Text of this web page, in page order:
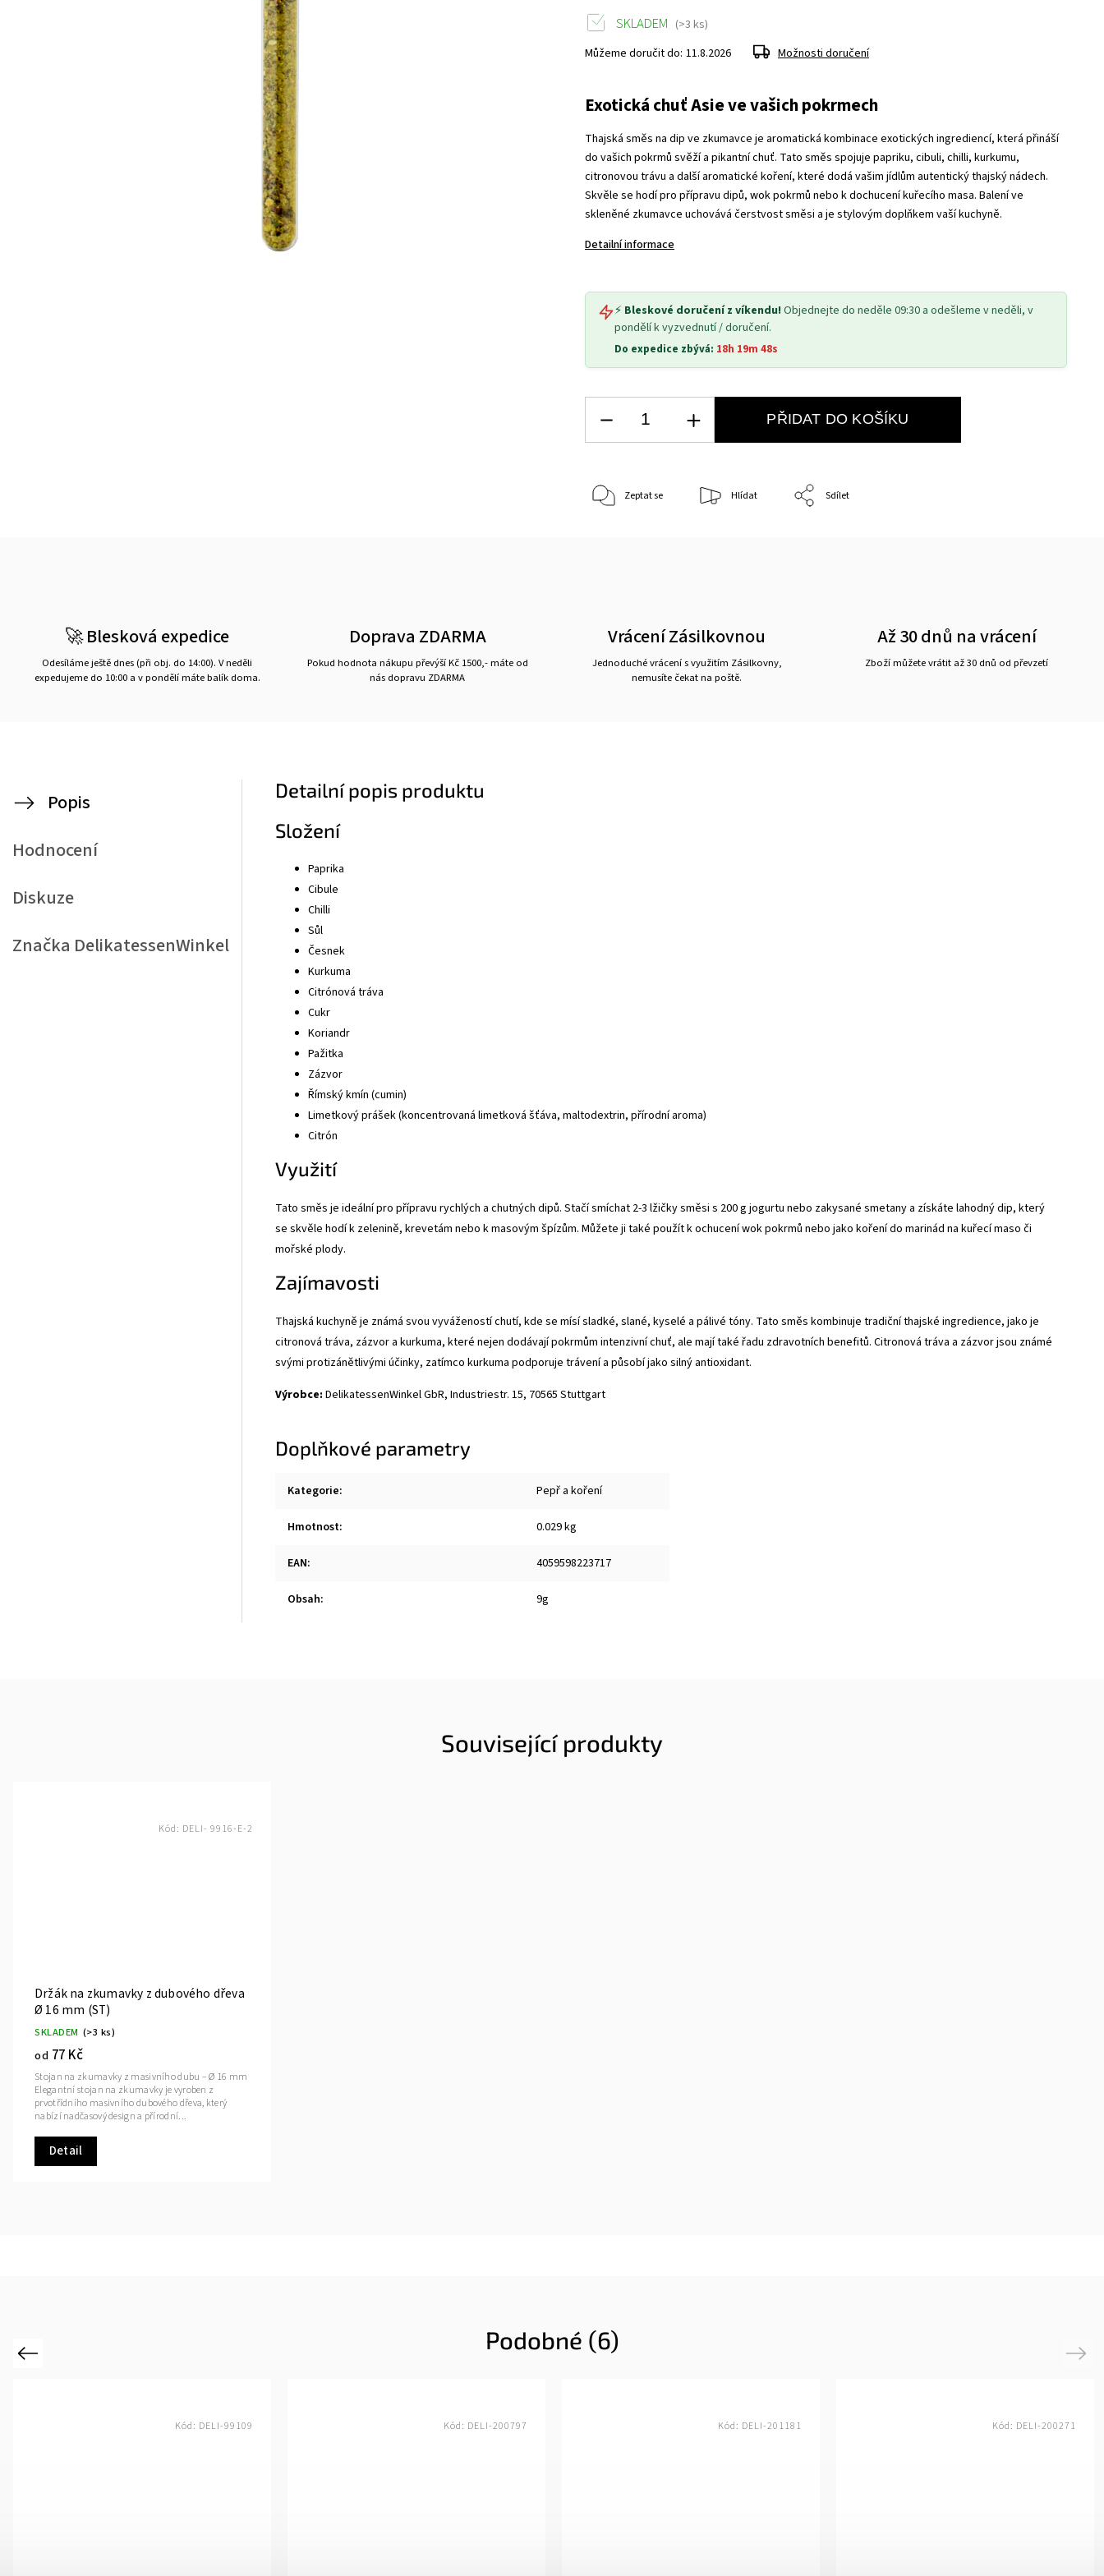
Exotická chuť Asie ve vašich pokrmech
Thajská směs na dip ve zkumavce je aromatická kombinace exotických ingrediencí, která přináší
do vašich pokrmů svěží a pikantní chuť. Tato směs spojuje papriku, cibuli, chilli, kurkumu,
citronovou trávu a další aromatické koření, které dodá vašim jídlům autentický thajský nádech.
Skvěle se hodí pro přípravu dipů, wok pokrmů nebo k dochucení kuřecího masa. Balení ve
skleněné zkumavce uchovává čerstvost směsi a je stylovým doplňkem vaší kuchyně.
Detailní informace
⚡ Bleskové doručení z víkendu! Objednejte do neděle 09:30 a odešleme v neděli, v
pondělí k vyzvednutí / doručení.
Do expedice zbývá: 18h 19m 48s
SKLADEM (>3 ks)
Můžeme doručit do: 11.8.2026 Možnosti doručení
PŘIDAT DO KOŠÍKU
Zeptat se Hlídat Sdílet
🚀 Blesková expedice
Odesíláme ještě dnes (při obj. do 14:00). V neděli
expedujeme do 10:00 a v pondělí máte balík doma.
Doprava ZDARMA
Pokud hodnota nákupu převýší Kč 1500,- máte od
nás dopravu ZDARMA
Vrácení Zásilkovnou
Jednoduché vrácení s využitím Zásilkovny,
nemusíte čekat na poště.
Až 30 dnů na vrácení
Zboží můžete vrátit až 30 dnů od převzetí
Popis
Hodnocení
Diskuze
Značka DelikatessenWinkel
Detailní popis produktu
Složení
Paprika
Cibule
Chilli
Sůl
Česnek
Kurkuma
Citrónová tráva
Cukr
Koriandr
Pažitka
Zázvor
Římský kmín (cumin)
Limetkový prášek (koncentrovaná limetková šťáva, maltodextrin, přírodní aroma)
Citrón
Využití
Tato směs je ideální pro přípravu rychlých a chutných dipů. Stačí smíchat 2-3 lžičky směsi s 200 g jogurtu nebo zakysané smetany a získáte lahodný dip, který
se skvěle hodí k zelenině, krevetám nebo k masovým špízům. Můžete ji také použít k ochucení wok pokrmů nebo jako koření do marinád na kuřecí maso či
mořské plody.
Zajímavosti
Thajská kuchyně je známá svou vyvážeností chutí, kde se mísí sladké, slané, kyselé a pálivé tóny. Tato směs kombinuje tradiční thajské ingredience, jako je
citronová tráva, zázvor a kurkuma, které nejen dodávají pokrmům intenzivní chuť, ale mají také řadu zdravotních benefitů. Citronová tráva a zázvor jsou známé
svými protizánětlivými účinky, zatímco kurkuma podporuje trávení a působí jako silný antioxidant.
Výrobce: DelikatessenWinkel GbR, Industriestr. 15, 70565 Stuttgart
Doplňkové parametry
Kategorie: Pepř a koření
Hmotnost: 0.029 kg
EAN: 4059598223717
Obsah: 9g
Související produkty
Držák na zkumavky z dubového dřeva
Ø 16 mm (ST)
SKLADEM (>3 ks)
od 77 Kč
Detail
Stojan na zkumavky z masivního dubu – Ø 16 mm
Elegantní stojan na zkumavky je vyroben z
prvotřídního masivního dubového dřeva, který
nabízí nadčasový design a přírodní...
Kód: DELI- 9916-E-2
Podobné (6)
Previous
Kód: DELI-99109 Kód: DELI-200797 Kód: DELI-201181 Kód: DELI-200271
Next